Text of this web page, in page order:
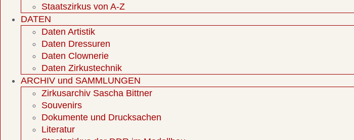
Staatszirkus von A-Z
DATEN
Daten Artistik
Daten Dressuren
Daten Clownerie
Daten Zirkustechnik
ARCHIV und SAMMLUNGEN
Zirkusarchiv Sascha Bittner
Souvenirs
Dokumente und Drucksachen
Literatur